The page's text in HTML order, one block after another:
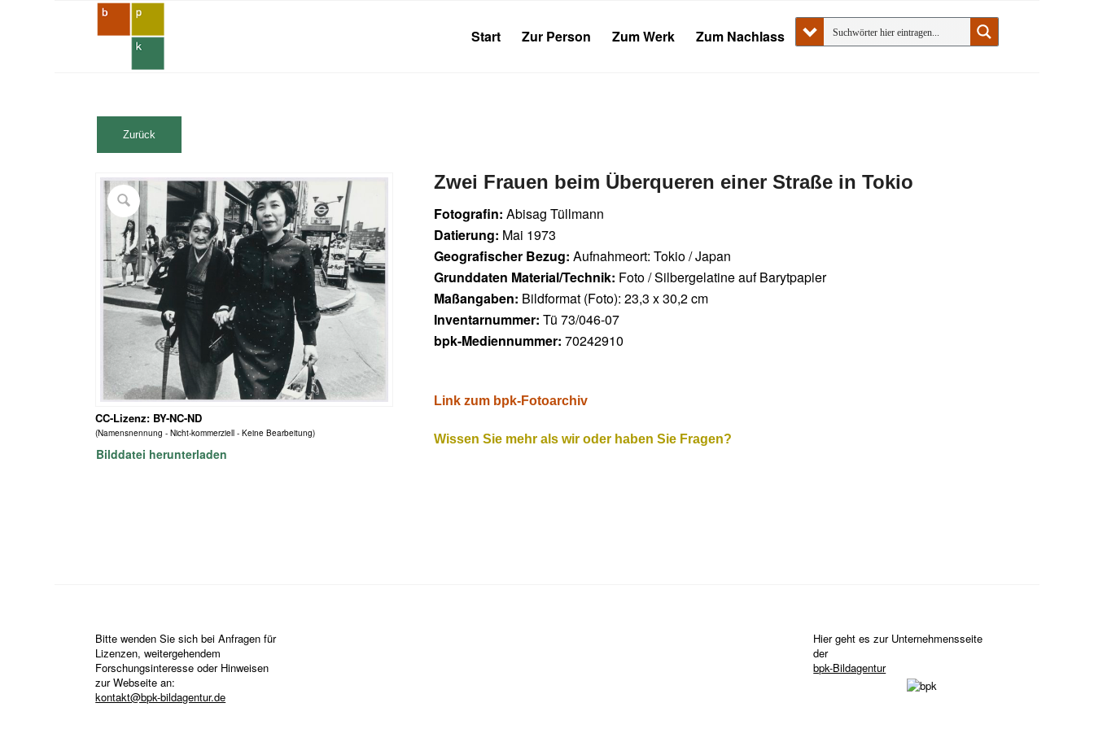
Start Zur Person Zum Werk Zum Nachlass
CC-Lizenz: BY-NC-ND
(Namensnennung - Nicht-kommerziell - Keine Bearbeitung)
Bilddatei herunterladen
Zwei Frauen beim Überqueren einer Straße in Tokio
Fotografin:Abisag Tüllmann
Datierung: Mai 1973
Geografischer Bezug:Aufnahmeort: Tokio / Japan
Grunddaten Material/Technik: Foto / Silbergelatine auf Barytpapier
Maßangaben: Bildformat (Foto): 23,3 x 30,2 cm
Inventarnummer:Tü 73/046-07
bpk-Mediennummer:70242910
Link zum bpk-Fotoarchiv
Wissen Sie mehr als wir oder haben Sie Fragen?
Bitte wenden Sie sich bei Anfragen für
Lizenzen, weitergehendem
Forschungsinteresse oder Hinweisen
zur Webseite an:
kontakt@bpk-bildagentur.de
Hier geht es zur Unternehmensseite
der
bpk-Bildagentur